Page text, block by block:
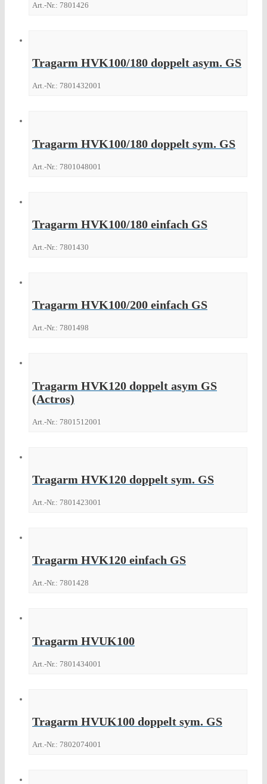
Art.-Nr.: 7801426
Tragarm HVK100/180 doppelt asym. GS
Art.-Nr.: 7801432001
Tragarm HVK100/180 doppelt sym. GS
Art.-Nr.: 7801048001
Tragarm HVK100/180 einfach GS
Art.-Nr.: 7801430
Tragarm HVK100/200 einfach GS
Art.-Nr.: 7801498
Tragarm HVK120 doppelt asym GS
(Actros)
Art.-Nr.: 7801512001
Tragarm HVK120 doppelt sym. GS
Art.-Nr.: 7801423001
Tragarm HVK120 einfach GS
Art.-Nr.: 7801428
Tragarm HVUK100
Art.-Nr.: 7801434001
Tragarm HVUK100 doppelt sym. GS
Art.-Nr.: 7802074001